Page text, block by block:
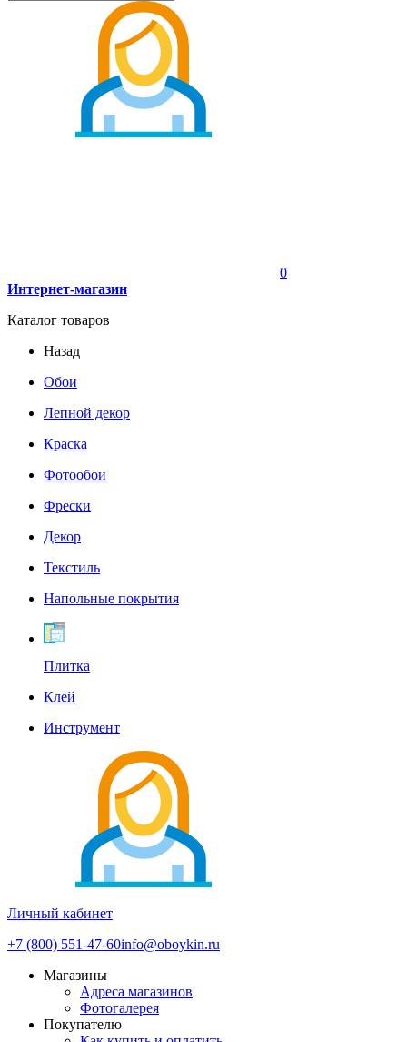
0
Интернет-магазин
Каталог товаров
Назад
Обои
Лепной декор
Краска
Фотообои
Фрески
Декор
Текстиль
Напольные покрытия
Плитка
Клей
Инструмент
Личный кабинет
+7 (800) 551-47-60info@oboykin.ru
Магазины
Адреса магазинов
Фотогалерея
Покупателю